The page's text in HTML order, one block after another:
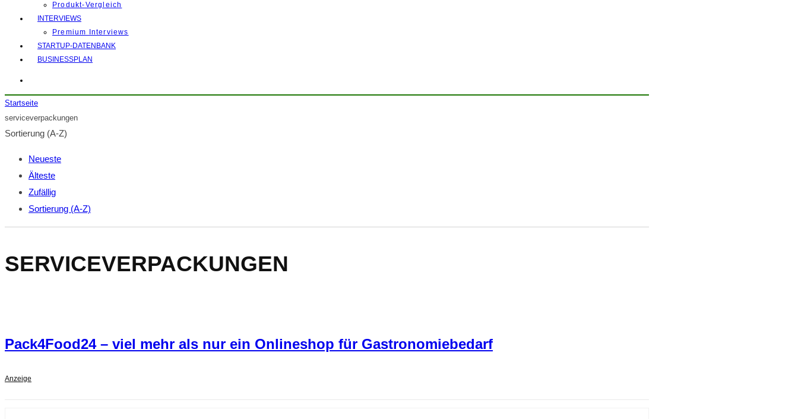
Produkt-Vergleich
INTERVIEWS
Premium Interviews
STARTUP-DATENBANK
BUSINESSPLAN
Startseite
serviceverpackungen
Sortierung (A-Z)
Neueste
Älteste
Zufällig
Sortierung (A-Z)
SERVICEVERPACKUNGEN
Pack4Food24 – viel mehr als nur ein Onlineshop für Gastronomiebedarf
Anzeige